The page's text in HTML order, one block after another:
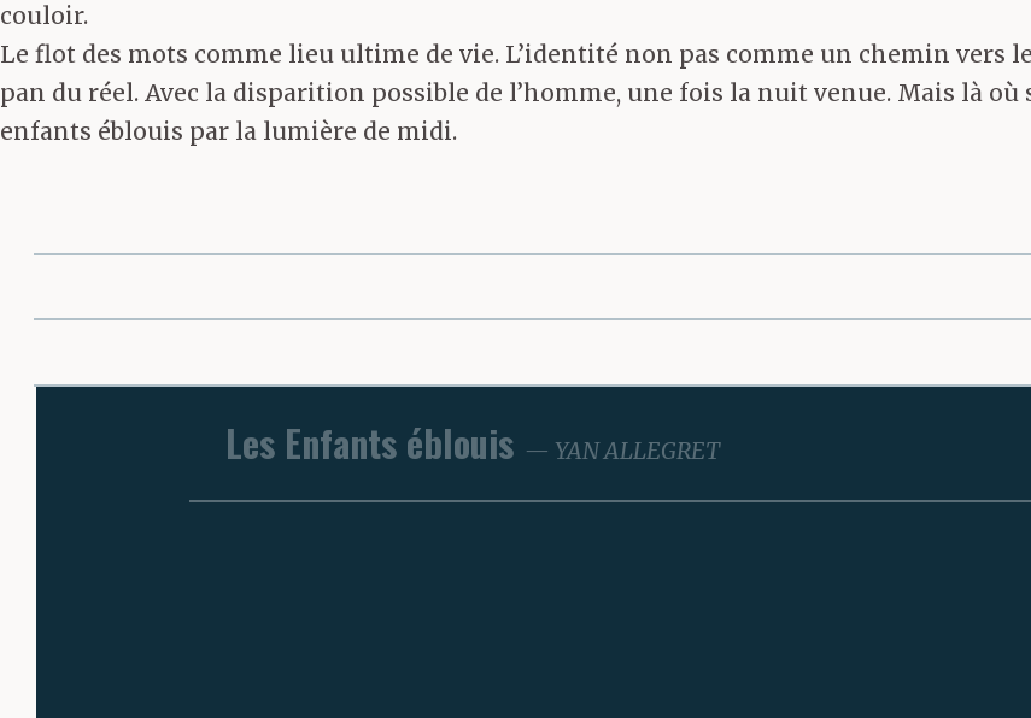
couloir.
Le flot des mots comme lieu ultime de vie. L’identité non pas comme un chemin vers
pan du réel. Avec la disparition possible de l’homme, une fois la nuit venue. Mais là
enfants éblouis par la lumière de midi.
Les Enfants éblouis YAN ALLEGRET